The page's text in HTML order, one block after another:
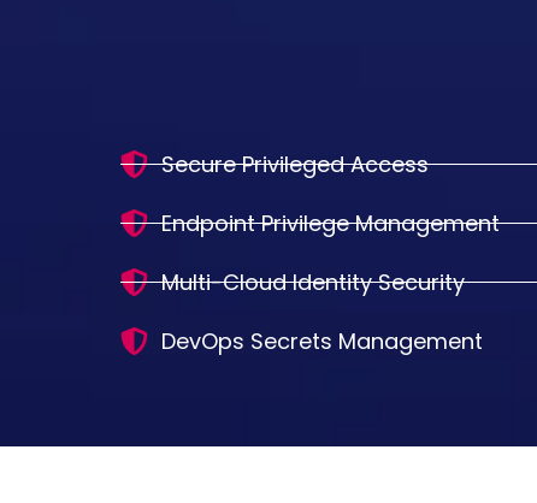
Secure Privileged Access
Endpoint Privilege Management
Multi-Cloud Identity Security
DevOps Secrets Management